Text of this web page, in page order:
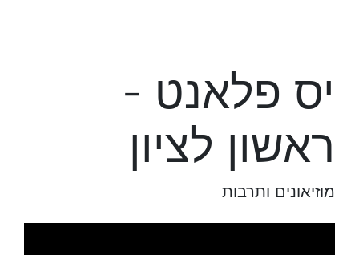
יס פלאנט -
ראשון לציון
מוזיאונים ותרבות